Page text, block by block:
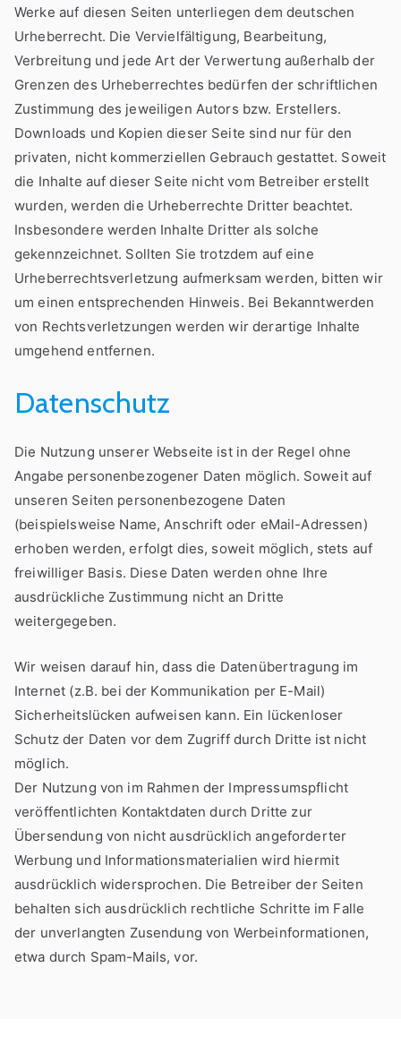
Werke auf diesen Seiten unterliegen dem deutschen
Urheberrecht. Die Vervielfältigung, Bearbeitung,
Verbreitung und jede Art der Verwertung außerhalb der
Grenzen des Urheberrechtes bedürfen der schriftlichen
Zustimmung des jeweiligen Autors bzw. Erstellers.
Downloads und Kopien dieser Seite sind nur für den
privaten, nicht kommerziellen Gebrauch gestattet. Soweit
die Inhalte auf dieser Seite nicht vom Betreiber erstellt
wurden, werden die Urheberrechte Dritter beachtet.
Insbesondere werden Inhalte Dritter als solche
gekennzeichnet. Sollten Sie trotzdem auf eine
Urheberrechtsverletzung aufmerksam werden, bitten wir
um einen entsprechenden Hinweis. Bei Bekanntwerden
von Rechtsverletzungen werden wir derartige Inhalte
umgehend entfernen.
Datenschutz
Die Nutzung unserer Webseite ist in der Regel ohne
Angabe personenbezogener Daten möglich. Soweit auf
unseren Seiten personenbezogene Daten
(beispielsweise Name, Anschrift oder eMail-Adressen)
erhoben werden, erfolgt dies, soweit möglich, stets auf
freiwilliger Basis. Diese Daten werden ohne Ihre
ausdrückliche Zustimmung nicht an Dritte
weitergegeben.
Wir weisen darauf hin, dass die Datenübertragung im
Internet (z.B. bei der Kommunikation per E-Mail)
Sicherheitslücken aufweisen kann. Ein lückenloser
Schutz der Daten vor dem Zugriff durch Dritte ist nicht
möglich.
Der Nutzung von im Rahmen der Impressumspflicht
veröffentlichten Kontaktdaten durch Dritte zur
Übersendung von nicht ausdrücklich angeforderter
Werbung und Informationsmaterialien wird hiermit
ausdrücklich widersprochen. Die Betreiber der Seiten
behalten sich ausdrücklich rechtliche Schritte im Falle
der unverlangten Zusendung von Werbeinformationen,
etwa durch Spam-Mails, vor.